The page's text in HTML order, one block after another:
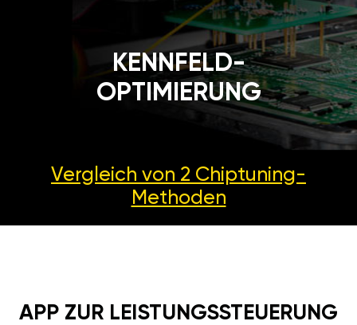
KENNFELD-
OPTIMIERUNG
Vergleich von 2 Chiptuning-
Methoden
APP ZUR LEISTUNGSSTEUERUNG